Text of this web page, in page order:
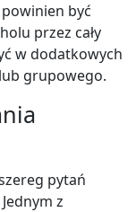
być
przez cały
w dodatkowych
grupowego.
pytań
z